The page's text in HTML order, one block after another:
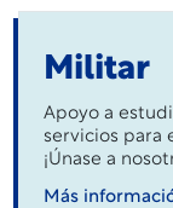
Militar
Apoyo a
servicios para
¡Únase a
Más